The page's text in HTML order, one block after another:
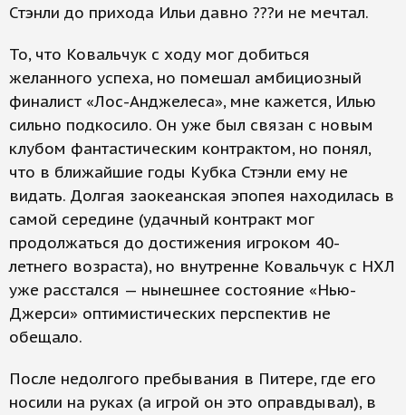
Стэнли до прихода Ильи давно ???и не мечтал.
То, что Ковальчук с ходу мог добиться
желанного успеха, но помешал амбициозный
финалист «Лос-Анджелеса», мне кажется, Илью
сильно подкосило. Он уже был связан с новым
клубом фантастическим контрактом, но понял,
что в ближайшие годы Кубка Стэнли ему не
видать. Долгая заокеанская эпопея находилась в
самой середине (удачный контракт мог
продолжаться до достижения игроком 40-
летнего возраста), но внутренне Ковальчук с НХЛ
уже расстался — нынешнее состояние «Нью-
Джерси» оптимистических перспектив не
обещало.
После недолгого пребывания в Питере, где его
носили на руках (а игрой он это оправдывал), в